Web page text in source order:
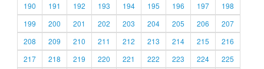
190
191 192 193 194 195 196 197
198
199
200 201 202 203 204 205 206
207
208
209 210 211 212 213 214 215
216
217
218 219 220 221 222 223 224
225